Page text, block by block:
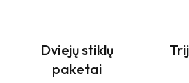
Dviejų stiklų
paketai